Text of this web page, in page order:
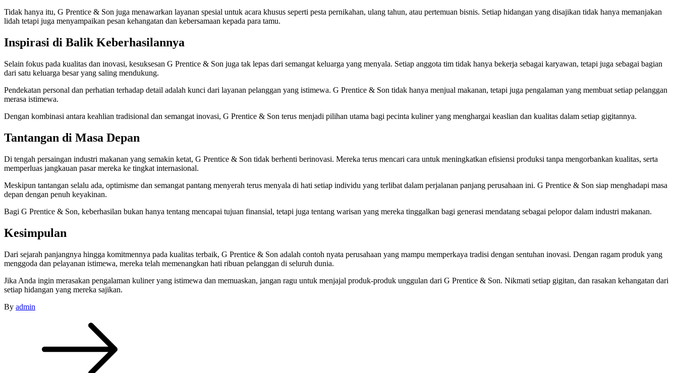
Tidak hanya itu, G Prentice & Son juga menawarkan layanan spesial untuk acara khusus seperti pesta pernikahan, ulang tahun, atau pertemuan bisnis. Setiap hidangan yang disajikan tidak hanya memanjakan
lidah tetapi juga menyampaikan pesan kehangatan dan kebersamaan kepada para tamu.
Inspirasi di Balik Keberhasilannya
Selain fokus pada kualitas dan inovasi, kesuksesan G Prentice & Son juga tak lepas dari semangat keluarga yang menyala. Setiap anggota tim tidak hanya bekerja sebagai karyawan, tetapi juga sebagai bagian
dari satu keluarga besar yang saling mendukung.
Pendekatan personal dan perhatian terhadap detail adalah kunci dari layanan pelanggan yang istimewa. G Prentice & Son tidak hanya menjual makanan, tetapi juga pengalaman yang membuat setiap pelanggan
merasa istimewa.
Dengan kombinasi antara keahlian tradisional dan semangat inovasi, G Prentice & Son terus menjadi pilihan utama bagi pecinta kuliner yang menghargai keaslian dan kualitas dalam setiap gigitannya.
Tantangan di Masa Depan
Di tengah persaingan industri makanan yang semakin ketat, G Prentice & Son tidak berhenti berinovasi. Mereka terus mencari cara untuk meningkatkan efisiensi produksi tanpa mengorbankan kualitas, serta
memperluas jangkauan pasar mereka ke tingkat internasional.
Meskipun tantangan selalu ada, optimisme dan semangat pantang menyerah terus menyala di hati setiap individu yang terlibat dalam perjalanan panjang perusahaan ini. G Prentice & Son siap menghadapi masa
depan dengan penuh keyakinan.
Bagi G Prentice & Son, keberhasilan bukan hanya tentang mencapai tujuan finansial, tetapi juga tentang warisan yang mereka tinggalkan bagi generasi mendatang sebagai pelopor dalam industri makanan.
Kesimpulan
Dari sejarah panjangnya hingga komitmennya pada kualitas terbaik, G Prentice & Son adalah contoh nyata perusahaan yang mampu memperkaya tradisi dengan sentuhan inovasi. Dengan ragam produk yang
menggoda dan pelayanan istimewa, mereka telah memenangkan hati ribuan pelanggan di seluruh dunia.
Jika Anda ingin merasakan pengalaman kuliner yang istimewa dan memuaskan, jangan ragu untuk menjajal produk-produk unggulan dari G Prentice & Son. Nikmati setiap gigitan, dan rasakan kehangatan dari
setiap hidangan yang mereka sajikan.
By admin